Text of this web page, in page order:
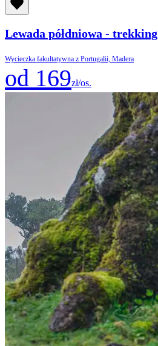
Lewada półdniowa - trekking
Wycieczka fakultatywna z Portugalii, Madera
od 169zł/os.